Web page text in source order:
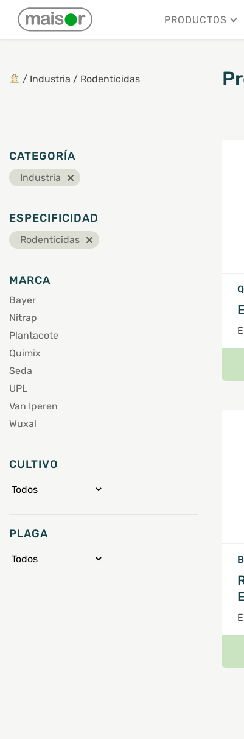
PRODUCTOS
Mostrando los 5 resultados
/ Industria / Rodenticidas
CATEGORÍA
Industria
ESPECIFICIDAD
Rodenticidas
MARCA
Bayer
Nitrap
Plantacote
Quimix
Seda
UPL
Van Iperen
Wuxal
CULTIVO
PLAGA